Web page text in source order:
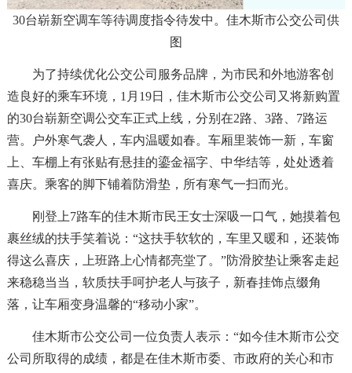
30台崭新空调车等待调度指令待发中。佳木斯市公交公司供
图
为了持续优化公交公司服务品牌，为市民和外地游客创
造良好的乘车环境，1月19日，佳木斯市公交公司又将新购置
的30台崭新空调公交车正式上线，分别在2路、3路、7路运
营。户外寒气袭人，车内温暖如春。车厢里装饰一新，车窗
上、车棚上有张贴有悬挂的鎏金福字、中华结等，处处透着
喜庆。乘客的脚下铺着防滑垫，所有寒气一扫而光。
刚登上7路车的佳木斯市民王女士深吸一口气，她摸着包
裹丝绒的扶手笑着说：“这扶手软软的，车里又暖和，还装饰
得这么喜庆，上班路上心情都亮堂了。”防滑胶垫让乘客走起
来稳稳当当，软质扶手呵护老人与孩子，新春挂饰点缀角
落，让车厢变身温馨的“移动小家”。
佳木斯市公交公司一位负责人表示：“如今佳木斯市公交
公司所取得的成绩，都是在佳木斯市委、市政府的关心和市